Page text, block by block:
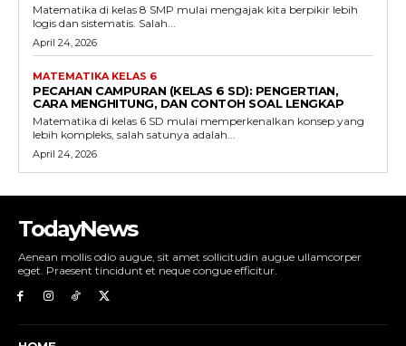
Matematika di kelas 8 SMP mulai mengajak kita berpikir lebih
logis dan sistematis. Salah...
April 24, 2026
MATEMATIKA KELAS 6
PECAHAN CAMPURAN (KELAS 6 SD): PENGERTIAN,
CARA MENGHITUNG, DAN CONTOH SOAL LENGKAP
Matematika di kelas 6 SD mulai memperkenalkan konsep yang
lebih kompleks, salah satunya adalah...
April 24, 2026
TodayNews
Aenean mollis odio augue, sit amet sollicitudin augue ullamcorper
eget. Praesent tincidunt et neque congue efficitur.